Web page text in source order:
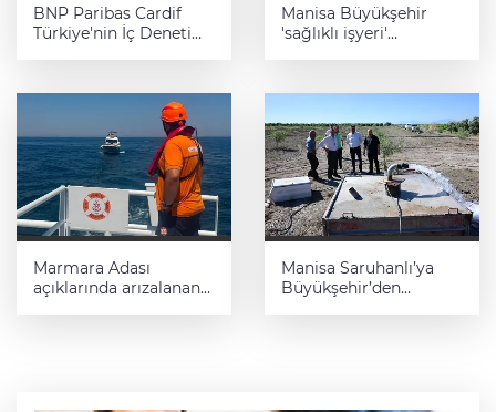
BNP Paribas Cardif
Türkiye'nin İç Denetim
Manisa Büyükşehir
'sağlıklı işyeri'
Marmara Adası
açıklarında arızalanan
Manisa Saruhanlı’ya
Büyükşehir’den